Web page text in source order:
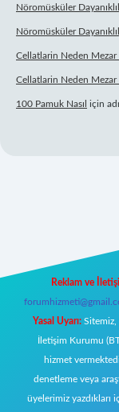
Nöromüsküler
Nöromüsküler
Cellatlarin Neden Mezar
Cellatlarin Neden Mezar
100 Pamuk Nasıl için
Reklam ve
Yasal Uyarı: Sitemiz,
İletişim Kurumu
hizmet
denetleme veya
üyelerimiz yazdıkları